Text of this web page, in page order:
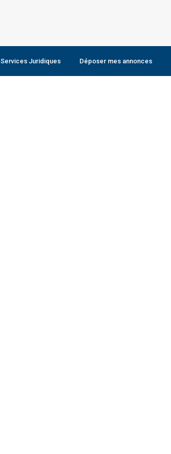
Services Juridiques Déposer mes annonces